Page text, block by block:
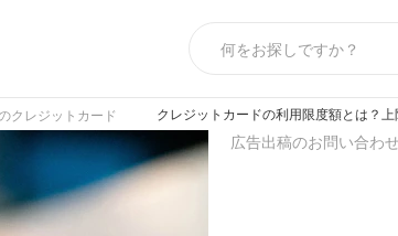
クレジットカード クレジットカードの利用限度額とは？
広告出稿のお問い合わ